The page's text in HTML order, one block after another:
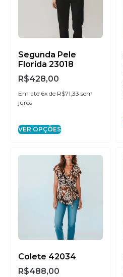
R$ 123,60
juros
juros
Segunda Pele
Florida 23018
R$428,00
Em até 6x de R$71,33 sem
juros
VER OPÇÕES
Colete 42034
R$488,00